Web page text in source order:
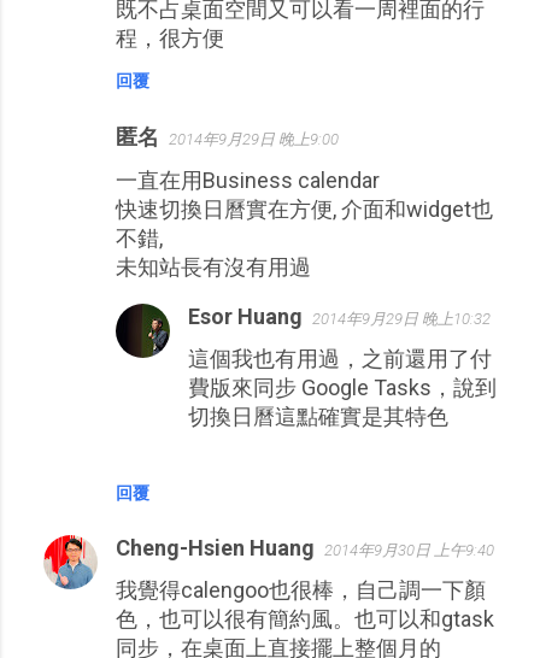
既不占桌面空間又可以看一周裡面的行
程，很方便
回覆
匿名 2014年9月29日 晚上9:00
一直在用Business calendar
快速切換日曆實在方便, 介面和widget也
不錯,
未知站長有沒有用過
回覆
Esor Huang 2014年9月29日 晚上10:32
這個我也有用過，之前還用了付
費版來同步 Google Tasks，說到
切換日曆這點確實是其特色
Cheng-Hsien Huang 2014年9月30日 上午9:40
我覺得calengoo也很棒，自己調一下顏
色，也可以很有簡約風。也可以和gtask
同步，在桌面上直接擺上整個月的